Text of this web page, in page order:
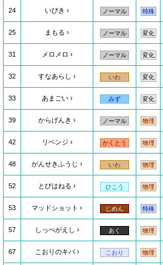
24 いびき ノーマル 特殊
25 まもる ノーマル 変化
31 メロメロ ノーマル 変化
32 すなあらし いわ 変化
33 あまごい みず 変化
39 からげんき ノーマル 物理
42 リベンジ かくとう 物理
48 がんせきふうじ いわ 物理
52 とびはねる ひこう 物理
53 マッドショット じめん 特殊
57 しっぺがえし あく 物理
67 こおりのキバ こおり 物理